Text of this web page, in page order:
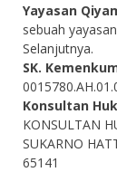
Yayasan
sebuah
Selanjutnya.
SK.
Konsultan
KONSULTAN
SUKARNO
65141